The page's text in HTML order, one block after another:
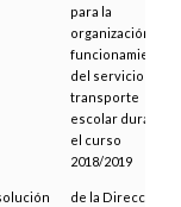
para la
organización y
funcionamiento
del servicio de
transporte
escolar durante
el curso
2018/2019
de la Dirección